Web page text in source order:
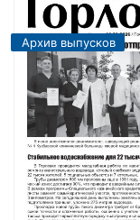
Архив выпусков